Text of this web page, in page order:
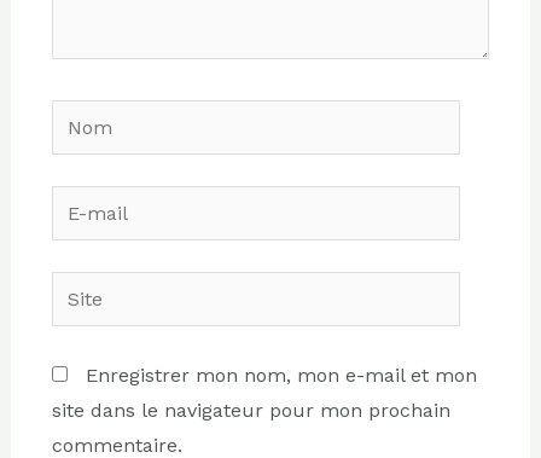
mail
Site
Enregistrer mon nom, mon e-mail et mon
site dans le navigateur pour mon prochain
commentaire.